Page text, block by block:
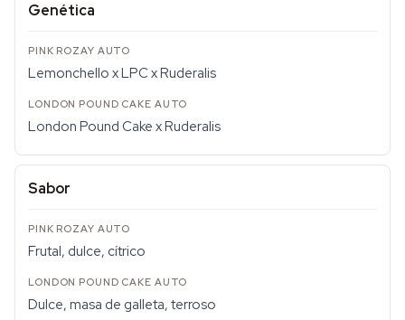
Genética
Lemonchello x LPC x Ruderalis
London Pound Cake x Ruderalis
Sabor
Frutal, dulce, cítrico
Dulce, masa de galleta, terroso